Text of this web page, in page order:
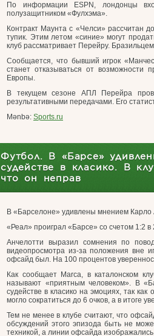
По информации ESPN, лондонцы
полузащитником «Фулхэма».
Контракт Маунта с «Челси» рассчитан
тупик. Этим летом «синие» могут
клуб рассматривает Перейру.
Сообщается, что бывший игрок
станет отказываться от возможности
Европы.
В текущем сезоне АПЛ Перейра
результативными передачами. Его
Mənbə: Sports.ru
Футбол. В «Барсе»
судействе в класико. В
что он неправ
В «Барселоне» удивлены мнением Карло
«Реал» проиграл «Барсе» со счетом 1:2 в
Анчелотти выразил сомнения по
видеопросмотра из-за положения вне
офсайд был. На 100 процентов
Как сообщает Marca, в каталонском
называют «приятным человеком». В
судействе в класико на эмоциях, так
могло сократиться до 6 очков, а в итоге
Тем не менее в клубе считают, что
обсуждений этого эпизода быть не
техникой, а линии офсайда